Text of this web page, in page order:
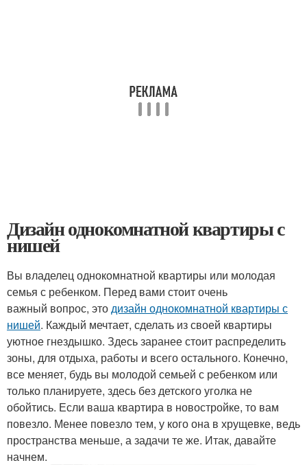
Дизайн однокомнатной квартиры с
нишей
Вы владелец однокомнатной квартиры или молодая
семья с ребенком. Перед вами стоит очень
важный вопрос, этодизайн однокомнатной квартиры с
нишей. Каждый мечтает, сделать из своей квартиры
уютное гнездышко. Здесь заранее стоит распределить
зоны, для отдыха, работы и всего остального. Конечно,
все меняет, будь вы молодой семьей с ребенком или
только планируете, здесь без детского уголка не
обойтись. Если ваша квартира в новостройке, то вам
повезло. Менее повезло тем, у кого она в хрущевке, ведь
пространства меньше, а задачи те же. Итак, давайте
начнем.